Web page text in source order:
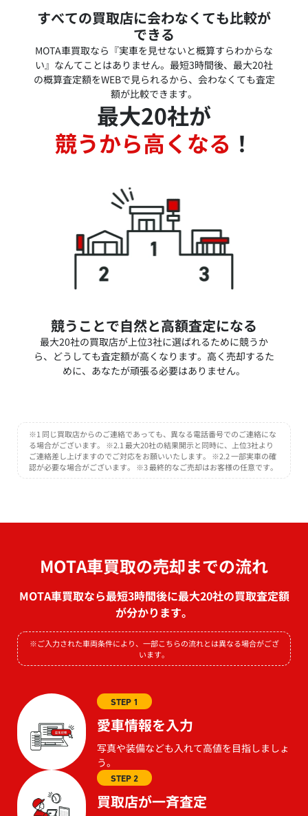
すべての買取店に会わなくても比較が
できる
MOTA車買取なら『実車を見せないと概算すらわからな
い』なんてことはありません。最短3時間後、最大20社
の概算査定額をWEBで見られるから、会わなくても査定
額が比較できます。
最大20社が
競うから高くなる ！
競うことで自然と高額査定になる
最大20社の買取店が上位3社に選ばれるために競うか
ら、どうしても査定額が高くなります。高く売却するた
めに、あなたが頑張る必要はありません。
※1 同じ買取店からのご連絡であっても、異なる電話番号でのご連絡にな
る場合がございます。 ※2.1 最大20社の結果開示と同時に、上位3社より
ご連絡差し上げますのでご対応をお願いいたします。 ※2.2 一部実車の確
認が必要な場合がございます。 ※3 最終的なご売却はお客様の任意です。
MOTA車買取の売却までの流れ
MOTA車買取なら最短3時間後に最大20社の買取査定額
が分かります。
※ご入力された車両条件により、一部こちらの流れとは異なる場合がござ
います。
STEP 1
愛車情報を入力
写真や装備なども入れて高値を目指しましょ
う。
STEP 2
買取店が一斉査定